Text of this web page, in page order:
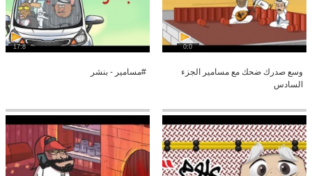
0:0
وسع صدرك ضحك مع مسامير الجزء
السادس
17:8
#مسامير - بنشر